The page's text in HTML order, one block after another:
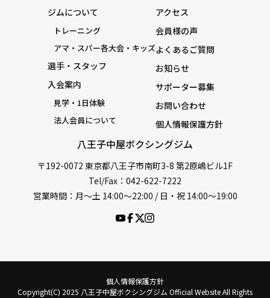
八王子中屋ボクシングジム
〒192-0072 東京都八王子市南町3-8 第2原嶋ビル1F
Tel/Fax：042-622-7222
営業時間：月〜土 14:00〜22:00 / 日・祝 14:00〜19:00
ジムについて
トレーニング
アマ・スパー各大会・キッズ
選手・スタッフ
入会案内
見学・1日体験
法人会員について
アクセス
会員様の声
よくあるご質問
お知らせ
サポーター募集
お問い合わせ
個人情報保護方針
個人情報保護方針
Copyright(C) 2025 八王子中屋ボクシングジム Official Website All Rights